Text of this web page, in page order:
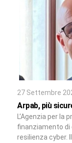
27 Settembre
Arpab, più
L’Agenzia per la
finanziamento di
resilienza cyber.